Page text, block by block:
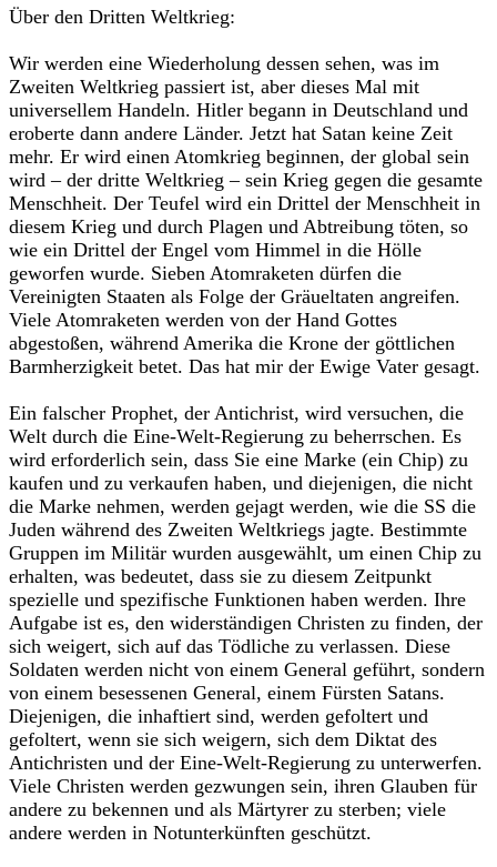
‎Über den Dritten Weltkrieg:‎
‎Wir werden eine Wiederholung dessen sehen, was im
Zweiten Weltkrieg passiert ist, aber dieses Mal mit
universellem Handeln. Hitler begann in Deutschland und
eroberte dann andere Länder. Jetzt hat Satan keine Zeit
mehr. Er wird einen Atomkrieg beginnen, der global sein
wird – der dritte Weltkrieg – sein Krieg gegen die gesamte
Menschheit. Der Teufel wird ein Drittel der Menschheit in
diesem Krieg und durch Plagen und Abtreibung töten, so
wie ein Drittel der Engel vom Himmel in die Hölle
geworfen wurde. Sieben Atomraketen dürfen die
Vereinigten Staaten als Folge der Gräueltaten angreifen.
Viele Atomraketen werden von der Hand Gottes
abgestoßen, während Amerika die Krone der göttlichen
Barmherzigkeit betet. Das hat mir der Ewige Vater gesagt.‎
‎Ein falscher Prophet, der Antichrist, wird versuchen, die
Welt durch die Eine-Welt-Regierung zu beherrschen. Es
wird erforderlich sein, dass Sie eine Marke (ein Chip) zu
kaufen und zu verkaufen haben, und diejenigen, die nicht
die Marke nehmen, werden gejagt werden, wie die SS die
Juden während des Zweiten Weltkriegs jagte. Bestimmte
Gruppen im Militär wurden ausgewählt, um einen Chip zu
erhalten, was bedeutet, dass sie zu diesem Zeitpunkt
spezielle und spezifische Funktionen haben werden. Ihre
Aufgabe ist es, den widerständigen Christen zu finden, der
sich weigert, sich auf das Tödliche zu verlassen. Diese
Soldaten werden nicht von einem General geführt, sondern
von einem besessenen General, einem Fürsten Satans.
Diejenigen, die inhaftiert sind, werden gefoltert und
gefoltert, wenn sie sich weigern, sich dem Diktat des
Antichristen und der Eine-Welt-Regierung zu unterwerfen.
Viele Christen werden gezwungen sein, ihren Glauben für
andere zu bekennen und als Märtyrer zu sterben; viele
andere werden in Notunterkünften geschützt.‎